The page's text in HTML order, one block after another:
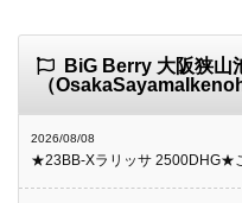
BiG Berry 大阪狭山
（
2026/08/08
★23BB-Xラリッサ 2500DHG★